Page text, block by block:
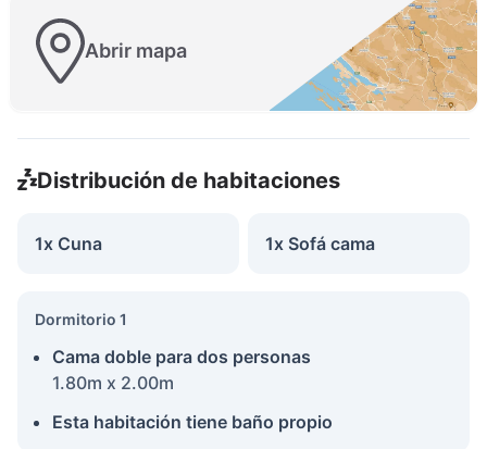
Abrir mapa
Distribución de habitaciones
1x Cuna 1x Sofá cama
Dormitorio 1
Cama doble para dos personas
1.80m x 2.00m
Esta habitación tiene baño propio